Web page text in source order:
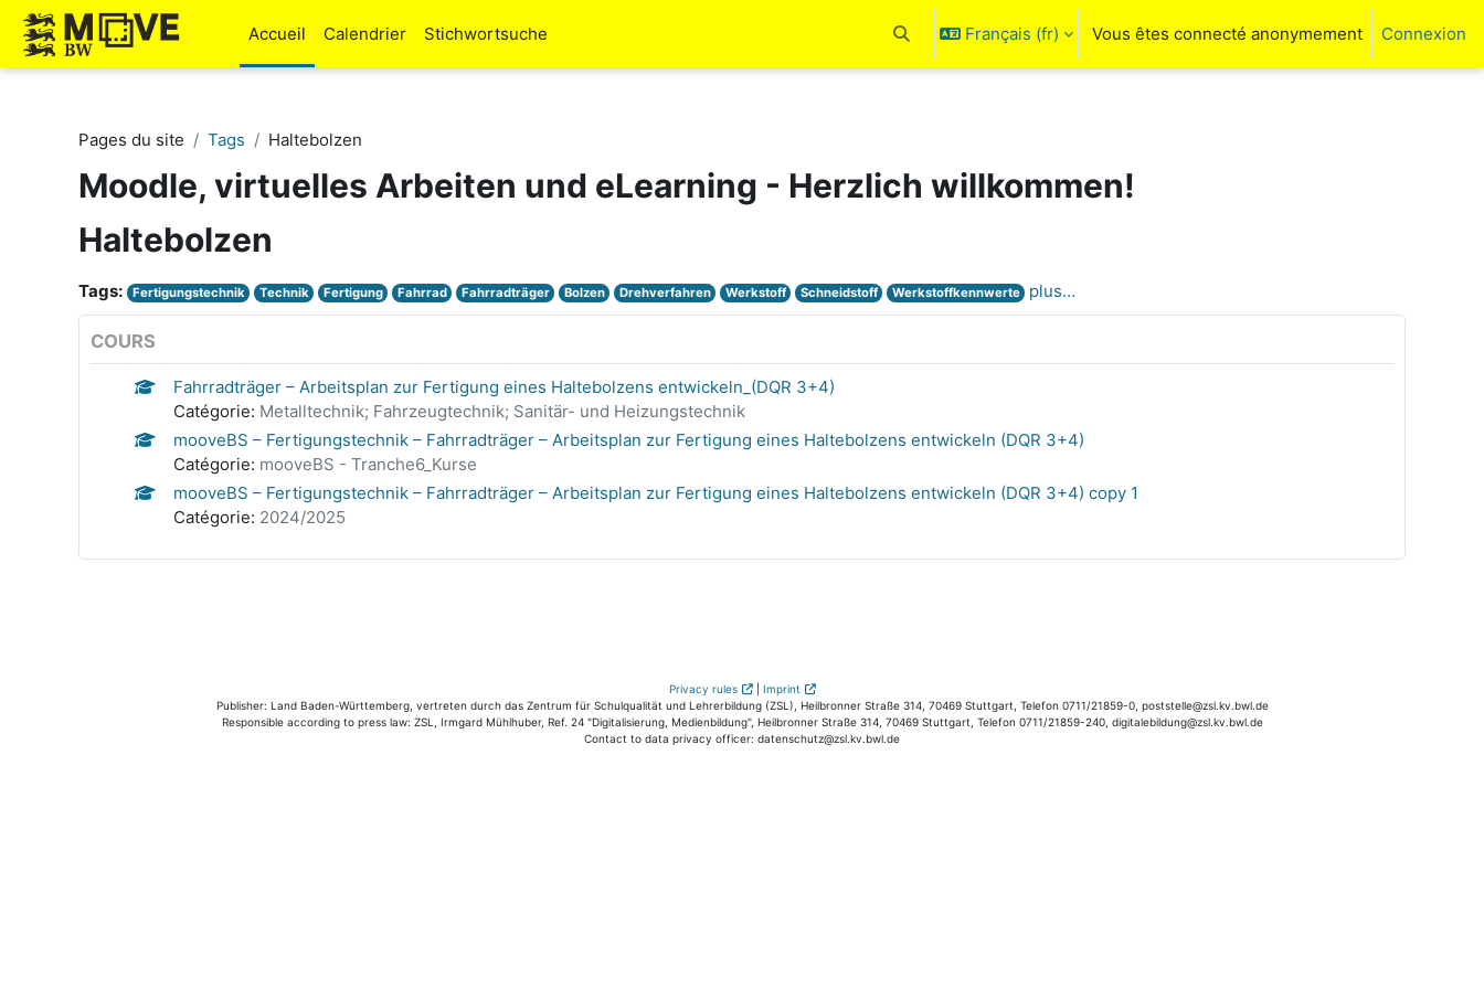
Passer au contenu principal
Accueil
Calendrier Stichwortsuche Activer/désactiver la saisie de recherche
Français ‎(fr)‎ Vous êtes connecté anonymement Connexion
Pages du site Tags Haltebolzen
Moodle, virtuelles Arbeiten und eLearning - Herzlich willkommen!
Haltebolzen
Tags: Fertigungstechnik Technik Fertigung Fahrrad Fahrradträger Bolzen Drehverfahren Werkstoff Schneidstoff Werkstoffkennwerte plus…
COURS
Fahrradträger – Arbeitsplan zur Fertigung eines Haltebolzens entwickeln_(DQR 3+4)
Catégorie: Metalltechnik; Fahrzeugtechnik; Sanitär- und Heizungstechnik
mooveBS – Fertigungstechnik – Fahrradträger – Arbeitsplan zur Fertigung eines Haltebolzens entwickeln (DQR 3+4)
Catégorie: mooveBS - Tranche6_Kurse
mooveBS – Fertigungstechnik – Fahrradträger – Arbeitsplan zur Fertigung eines Haltebolzens entwickeln (DQR 3+4) copy 1
Catégorie: 2024/2025
Privacy rules | Imprint
Publisher: Land Baden-Württemberg, vertreten durch das Zentrum für Schulqualität und Lehrerbildung (ZSL), Heilbronner Straße 314, 70469 Stuttgart, Telefon 0711/21859-0, poststelle@zsl.kv.bwl.de
Responsible according to press law: ZSL, Irmgard Mühlhuber, Ref. 24 "Digitalisierung, Medienbildung", Heilbronner Straße 314, 70469 Stuttgart, Telefon 0711/21859-240, digitalebildung@zsl.kv.bwl.de
Contact to data privacy officer: datenschutz@zsl.kv.bwl.de